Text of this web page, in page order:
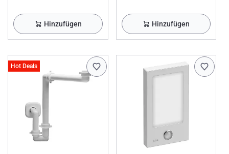
Hinzufügen Hinzufügen
Hot Deals